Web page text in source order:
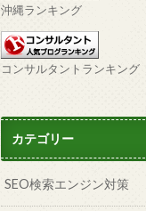
沖縄ランキング
コンサルタントランキング
カテゴリー
SEO検索エンジン対策